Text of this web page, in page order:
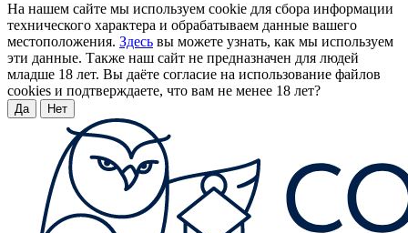
На нашем сайте мы используем cookie для сбора информации
технического характера и обрабатываем данные вашего
местоположения. Здесь вы можете узнать, как мы используем
эти данные. Также наш сайт не предназначен для людей
младше 18 лет. Вы даёте согласие на использование файлов
cookies и подтверждаете, что вам не менее 18 лет?
Да Нет